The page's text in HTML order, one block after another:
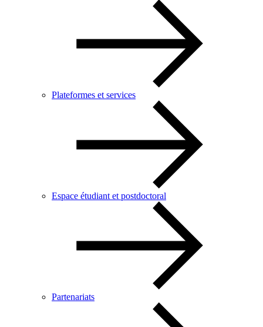
Plateformes et services
Espace étudiant et postdoctoral
Partenariats